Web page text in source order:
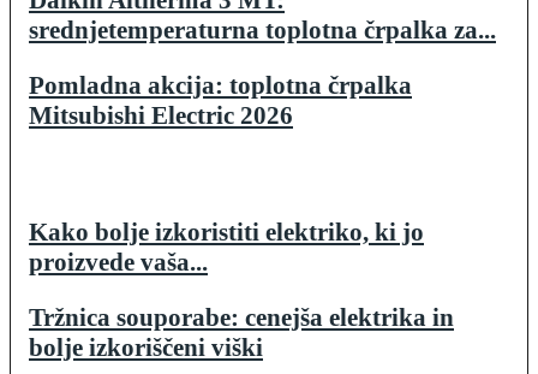
srednjetemperaturna toplotna črpalka za...
Pomladna akcija: toplotna črpalka
Mitsubishi Electric 2026
Kako bolje izkoristiti elektriko, ki jo
proizvede vaša...
Tržnica souporabe: cenejša elektrika in
bolje izkoriščeni viški